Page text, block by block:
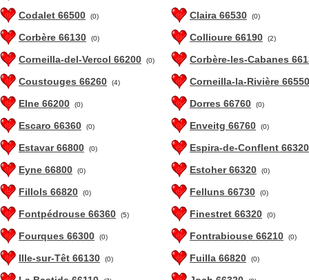
Codalet 66500 (0)
Corbère 66130 (0)
Corneilla-del-Vercol 66200 (0)
Coustouges 66260 (4)
Elne 66200 (0)
Escaro 66360 (0)
Estavar 66800 (0)
Eyne 66800 (0)
Fillols 66820 (0)
Fontpédrouse 66360 (5)
Fourques 66300 (0)
Ille-sur-Têt 66130 (0)
Claira 66530 (0)
Collioure 66190 (2)
Corbère-les-Cabanes
Corneilla-la-Rivière 66550
Dorres 66760
(0)
Enveitg 66760 (0)
Espira-de-Conflent 66320
Estoher 66320
(0)
Felluns 66730 (0)
Finestret 66320 (0)
Fontrabiouse 66210 (0)
Fuilla 66820 (0)